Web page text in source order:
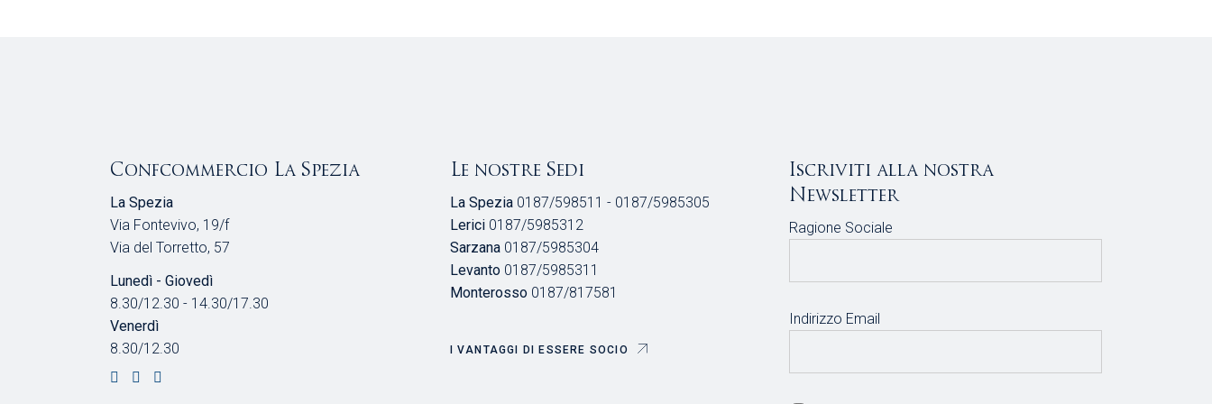
Confcommercio La Spezia
La Spezia
Via Fontevivo, 19/f
Via del Torretto, 57
Lunedì - Giovedì
8.30/12.30 - 14.30/17.30
Venerdì
8.30/12.30
Le nostre Sedi
La Spezia0187/598511 - 0187/5985305
Lerici0187/5985312
Sarzana0187/5985304
Levanto0187/5985311
Monterosso0187/817581
I VANTAGGI DI ESSERE SOCIO
Iscriviti alla nostra
Newsletter
Ragione Sociale
Indirizzo Email